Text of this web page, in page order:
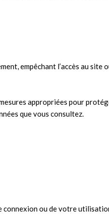
empêchant l’accès au site
appropriées pour
que vous consultez.
connexion ou de votre